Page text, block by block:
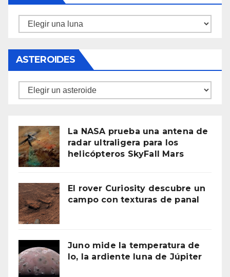
Lunas
ASTEROIDES
Asteroides
La NASA prueba una antena de
radar ultraligera para los
helicópteros SkyFall Mars
El rover Curiosity descubre un
campo con texturas de panal
Juno mide la temperatura de
Io, la ardiente luna de Júpiter